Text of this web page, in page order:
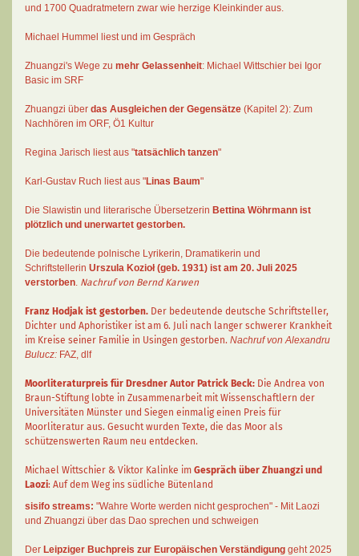
und 1700 Quadratmetern zwar wie herzige Kleinkinder aus.
Michael Hummel liest und im Gespräch
Zhuangzi's Wege zu mehr Gelassenheit: Michael Wittschier bei Igor
Basic im SRF
Zhuangzi über das Ausgleichen der Gegensätze (Kapitel 2): Zum
Nachhören im ORF, Ö1 Kultur
Regina Jarisch liest aus "tatsächlich tanzen"
Karl-Gustav Ruch liest aus "Linas Baum"
Die Slawistin und literarische Übersetzerin Bettina Wöhrmann ist
plötzlich und unerwartet gestorben.
Die bedeutende polnische Lyrikerin, Dramatikerin und
Schriftstellerin Urszula Kozioł (geb. 1931) ist am 20. Juli 2025
verstorben. Nachruf von Bernd Karwen
Franz Hodjak ist gestorben. Der bedeutende deutsche Schriftsteller,
Dichter und Aphoristiker ist am 6. Juli nach langer schwerer Krankheit
im Kreise seiner Familie in Usingen gestorben. Nachruf von Alexandru
Bulucz: FAZ, dlf
Moorliteraturpreis für Dresdner Autor Patrick Beck: Die Andrea von
Braun-Stiftung lobte in Zusammenarbeit mit Wissenschaftlern der
Universitäten Münster und Siegen einmalig einen Preis für
Moorliteratur aus. Gesucht wurden Texte, die das Moor als
schützenswerten Raum neu entdecken.
Michael Wittschier & Viktor Kalinke im Gespräch über Zhuangzi und
Laozi: Auf dem Weg ins südliche Bütenland
sisifo streams: "Wahre Worte werden nicht gesprochen" - Mit Laozi
und Zhuangzi über das Dao sprechen und schweigen
Der Leipziger Buchpreis zur Europäischen Verständigung geht 2025